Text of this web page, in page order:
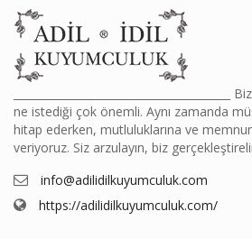
ne istediği çok önemli. Aynı zamanda
hitap ederken, mutluluklarına ve
veriyoruz. Siz arzulayın, biz
info@adilidilkuyumculuk.com
https://adilidilkuyumculuk.com/